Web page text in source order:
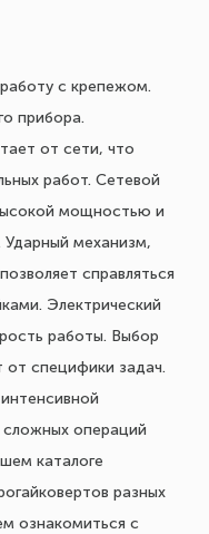
с крепежом.
прибора.
от сети, что
работ. Сетевой
мощностью и
Ударный механизм,
справляться
Электрический
работы. Выбор
от специфики задач.
сложных операций
каталоге
разных
ознакомиться с